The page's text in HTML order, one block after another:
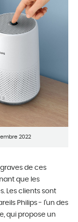
2022
graves de ces
que les
Les clients sont
Philips - l’un des
qui propose un